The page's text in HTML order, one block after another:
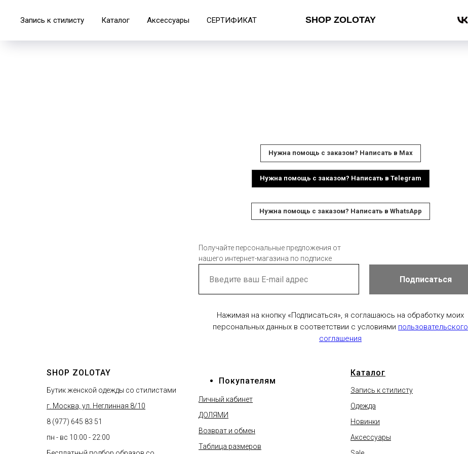
SHOP ZOLOTAY
Запись к стилисту Каталог Аксессуары СЕРТИФИКАТ
Нужна помощь с заказом? Написать в Мax
Нужна помощь с заказом? Написать в Telegram
Нужна помощь с заказом? Написать в WhatsApp
Получайте персональные предложения от
нашего интернет-магазина по подписке
Подписаться
Нажимая на кнопку «Подписаться», я соглашаюсь на обработку моих
персональных данных в соответствии с условиями пользовательского
соглашения
SHOP ZOLOTAY
Бутик женской одежды со стилистами
г. Москва, ул. Неглинная 8/10
8 (977) 645 83 51
пн - вс 10:00 - 22:00
Покупателям
Личный кабинет
ДОЛЯМИ
Возврат и обмен
Таблица размеров
Каталог
Запись к стилисту
Одежда
Новинки
Аксессуары